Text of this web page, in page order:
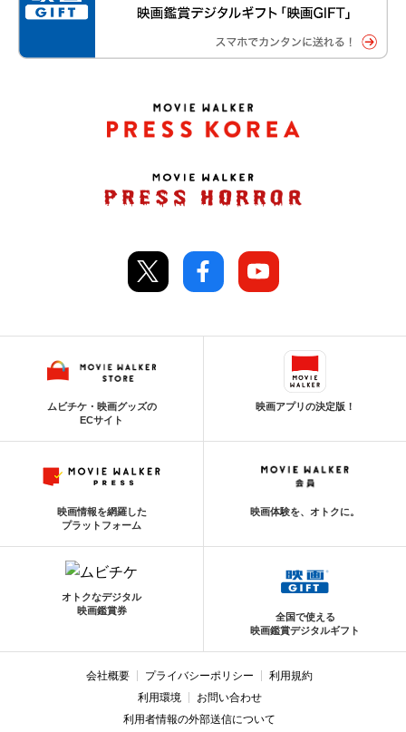
ムビチケ・映画グッズの
ECサイト
映画アプリの決定版！
映画情報を網羅した
プラットフォーム
映画体験を、オトクに。
オトクなデジタル
映画鑑賞券
全国で使える
映画鑑賞デジタルギフト
会社概要 プライバシーポリシー
利用規約
利用環境
お問い合わせ
利用者情報の外部送信について